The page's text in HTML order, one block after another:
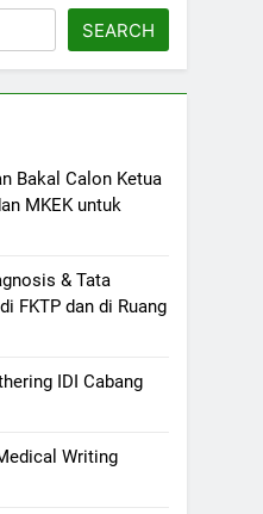
SEARCH
Bakal Calon Ketua
MKEK untuk
& Tata
FKTP dan di Ruang
IDI Cabang
Writing